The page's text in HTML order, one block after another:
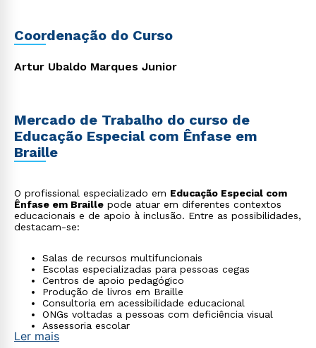
Coordenação do Curso
Artur Ubaldo Marques Junior
Mercado de Trabalho do curso de
Educação Especial com Ênfase em
Braille
O profissional especializado em Educação Especial com
Ênfase em Braille pode atuar em diferentes contextos
educacionais e de apoio à inclusão. Entre as possibilidades,
destacam-se:
Salas de recursos multifuncionais
Escolas especializadas para pessoas cegas
Centros de apoio pedagógico
Produção de livros em Braille
Consultoria em acessibilidade educacional
ONGs voltadas a pessoas com deficiência visual
Assessoria escolar
Ler mais